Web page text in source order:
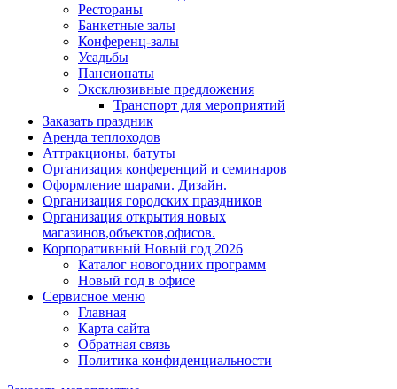
Рестораны
Банкетные залы
Конференц-залы
Усадьбы
Пансионаты
Эксклюзивные предложения
Транспорт для мероприятий
Заказать праздник
Аренда теплоходов
Аттракционы, батуты
Организация конференций и семинаров
Оформление шарами. Дизайн.
Организация городских праздников
Организация открытия новых
магазинов,объектов,офисов.
Корпоративный Новый год 2026
Каталог новогодних программ
Новый год в офисе
Сервисное меню
Главная
Карта сайта
Обратная связь
Политика конфиденциальности